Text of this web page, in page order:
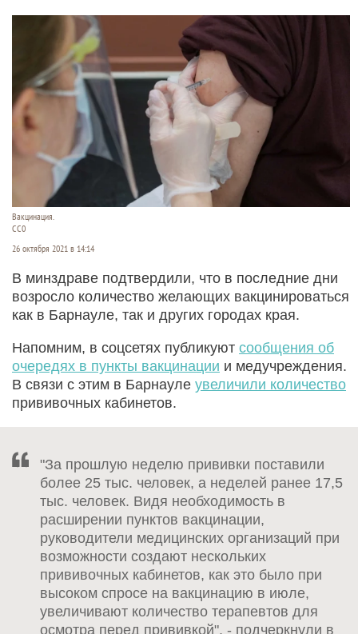
Вакцинация.
CC0
26 октября 2021 в 14:14
В минздраве подтвердили, что в последние дни
возросло количество желающих вакцинироваться
как в Барнауле, так и других городах края.
Напомним, в соцсетях публикуют сообщения об
очередях в пункты вакцинации и медучреждения.
В связи с этим в Барнауле увеличили количество
прививочных кабинетов.
"За прошлую неделю прививки поставили
более 25 тыс. человек, а неделей ранее 17,5
тыс. человек. Видя необходимость в
расширении пунктов вакцинации,
руководители медицинских организаций при
возможности создают нескольких
прививочных кабинетов, как это было при
высоком спросе на вакцинацию в июле,
увеличивают количество терапевтов для
осмотра перед прививкой", - подчеркнули в